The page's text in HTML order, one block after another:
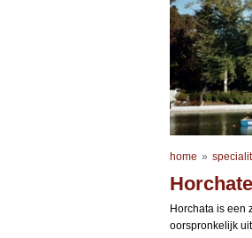
home »
Horchata is een
oorspronkelijk